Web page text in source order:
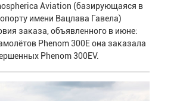
Aviation (базирующаяся в
имени Вацлава Гавела)
заказа, объявленного в июне:
Phenom 300E она заказала
Phenom 300EV.